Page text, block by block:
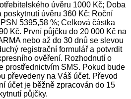
úvěru 1000 Kč; Doba
poskytnutí úvěru 360 Kč; Roční
5395,58 %; Celková částka
Kč. První půjčku do 20 000 Kč na
nebo až do 30 dnů se slevou
registrační formulář a potvrdit
ověření. Rozhodnutí o
prostřednictvím SMS. Pokud bude
převedeny na Váš účet. Převod
účet je běžně zpracován do 15
půjčky.